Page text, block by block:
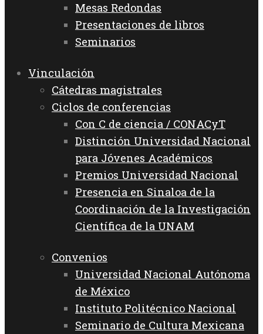
Mesas Redondas
Presentaciones de libros
Seminarios
Vinculación
Cátedras magistrales
Ciclos de conferencias
Con C de ciencia / CONACyT
Distinción Universidad Nacional
para Jóvenes Académicos
Premios Universidad Nacional
Presencia en Sinaloa de la
Coordinación de la Investigación
Científica de la UNAM
Convenios
Universidad Nacional Autónoma
de México
Instituto Politécnico Nacional
Seminario de Cultura Mexicana